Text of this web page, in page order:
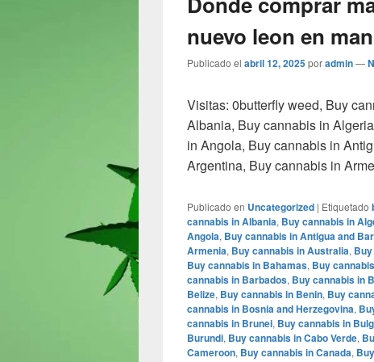
nuevo leon en
Publicado el abril 12, 2025poradmin—
Visitas: 0butterfly weed, Buy
Albania, Buy cannabis in
in Angola, Buy cannabis in
Argentina, Buy cannabis in
Publicado en Uncategorized | Etiquetado
cannabis in Albania, Buy cannabis in
Angola, Buy cannabis in Antigua and
Armenia, Buy cannabis in Australia,
Buy cannabis in Bahamas, Buy
cannabis in Barbados, Buy cannabis in
Belize, Buy cannabis in Benin, Buy
cannabis in Bosnia and Herzegovina,
cannabis in Brunei, Buy cannabis in
Burundi, Buy cannabis in Cabo Verde,
Cameroon, Buy cannabis in Canada,